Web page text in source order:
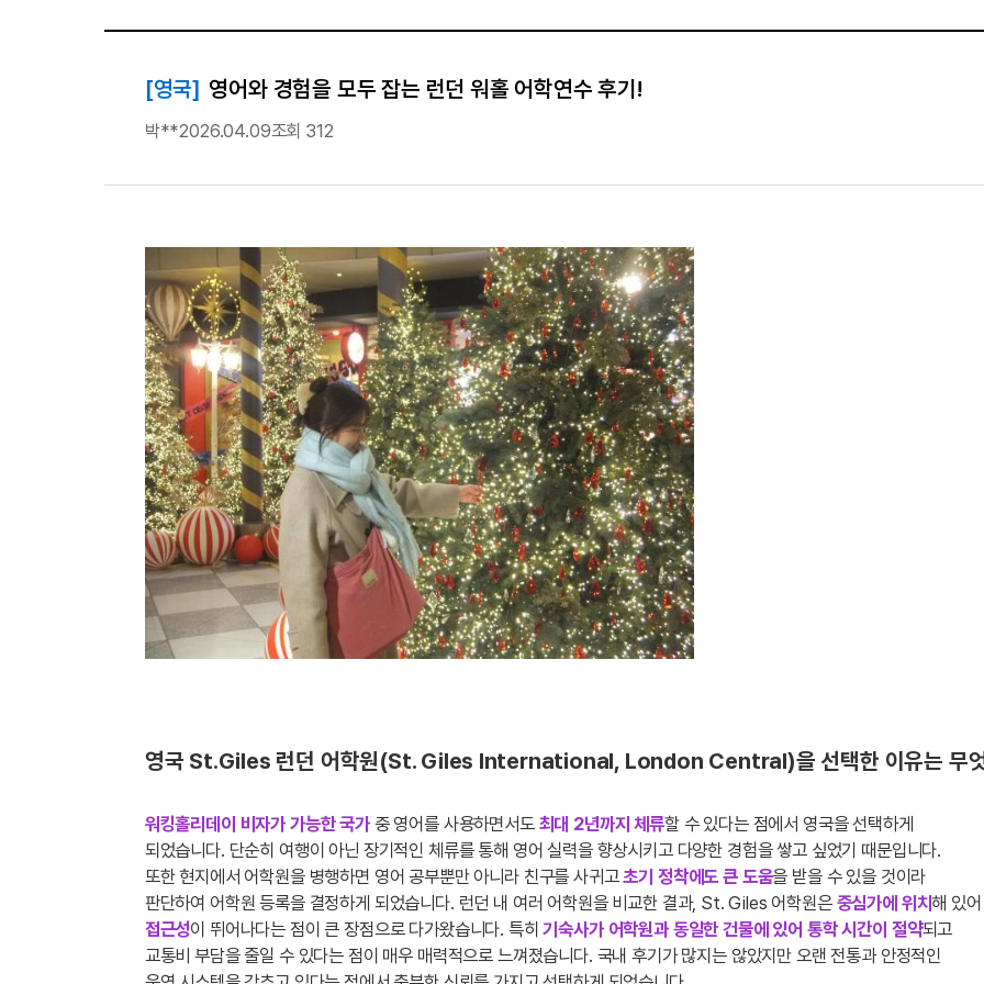
[영국] 영어와 경험을 모두 잡는 런던 워홀 어학연수 후기!
박**2026.04.09조회 312
영국 St.Giles 런던 어학원(St. Giles International, London Central)을 선택한 이유는 무
워킹홀리데이 비자가 가능한 국가중 영어를 사용하면서도최대 2년까지 체류할 수 있다는 점에서 영국을 선택하게
되었습니다. 단순히 여행이 아닌 장기적인 체류를 통해 영어 실력을 향상시키고 다양한 경험을 쌓고 싶었기 때문입니다.
또한 현지에서 어학원을 병행하면 영어 공부뿐만 아니라 친구를 사귀고초기 정착에도 큰 도움을 받을 수 있을 것이라
판단하여 어학원 등록을 결정하게 되었습니다. 런던 내 여러 어학원을 비교한 결과, St. Giles 어학원은 중심가에 위치해 있어
접근성이 뛰어나다는 점이 큰 장점으로 다가왔습니다. 특히기숙사가 어학원과 동일한 건물에 있어 통학 시간이 절약되고
교통비 부담을 줄일 수 있다는 점이 매우 매력적으로 느껴졌습니다. 국내 후기가 많지는 않았지만 오랜 전통과 안정적인